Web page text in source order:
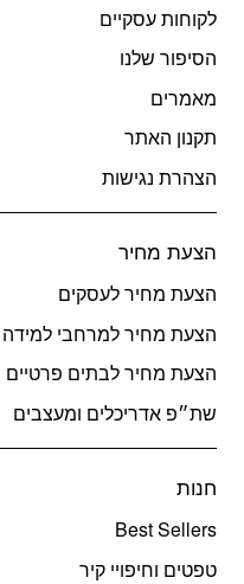
לקוחות עסקיים
הסיפור שלנו
מאמרים
תקנון האתר
הצהרת נגישות
הצעת מחיר
הצעת מחיר לעסקים
הצעת מחיר למרחבי למידה
הצעת מחיר לבתים פרטיים
שת״פ אדריכלים ומעצבים
חנות
Best Sellers
טפטים וחיפויי קיר